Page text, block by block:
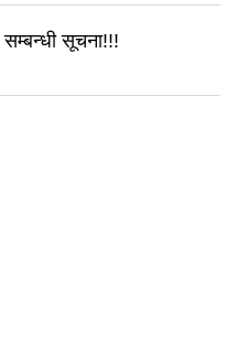
सम्बन्धी सूचना!!!